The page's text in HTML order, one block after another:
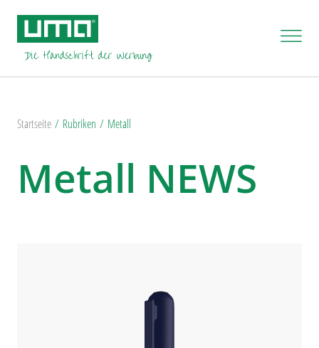
Startseite Rubriken Metall
Metall NEWS